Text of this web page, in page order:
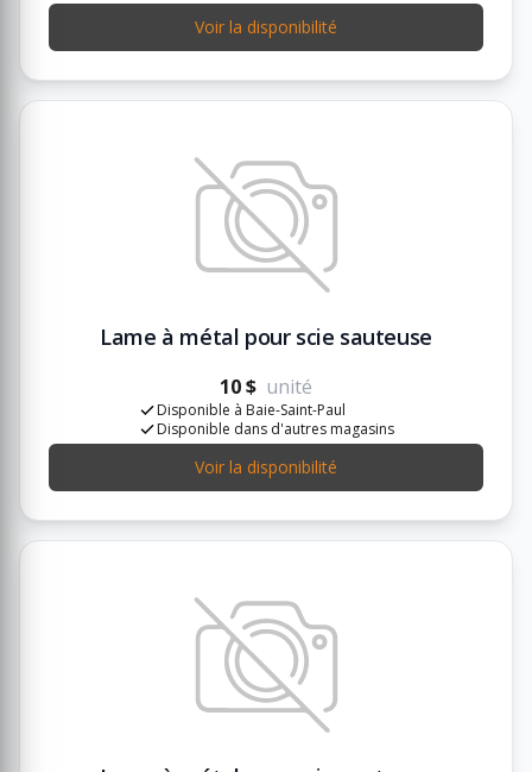
Voir la disponibilité
Lame à métal pour scie sauteuse
10 $ unité
Disponible à Baie-Saint-Paul
Disponible dans d'autres magasins
Voir la disponibilité